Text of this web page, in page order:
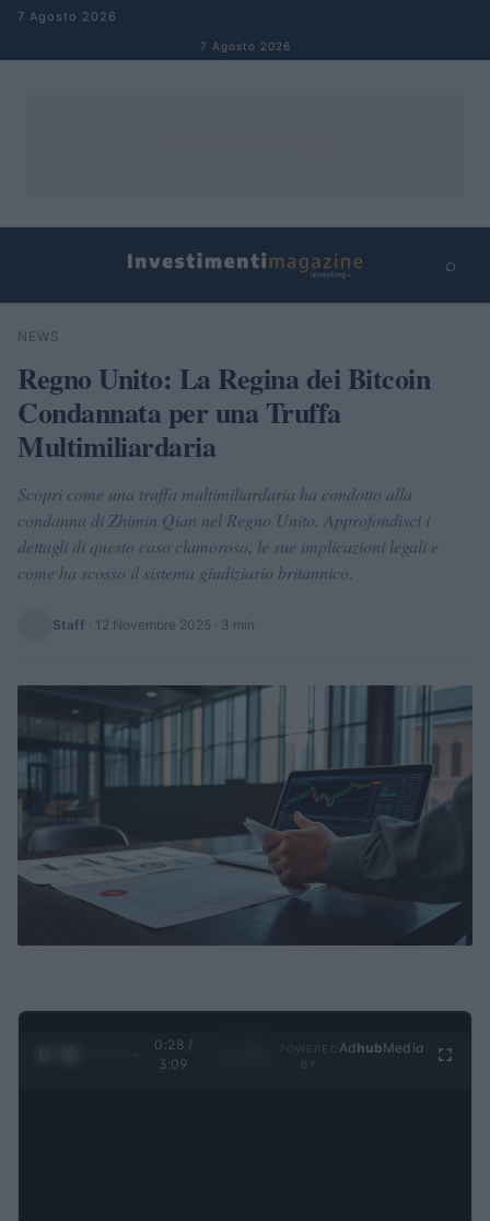
Salta al contenuto
7 Agosto 2026
7 Agosto 2026
⌕
Cerca
NEWS
Regno Unito: La Regina dei Bitcoin
Condannata per una Truffa
Multimiliardaria
Scopri come una truffa multimiliardaria ha condotto alla
condanna di Zhimin Qian nel Regno Unito. Approfondisci i
dettagli di questo caso clamoroso, le sue implicazioni legali e
come ha scosso il sistema giudiziario britannico.
Staff · 12 Novembre 2025 · 3 min
0:28 /
3:09
Ad hubMedia